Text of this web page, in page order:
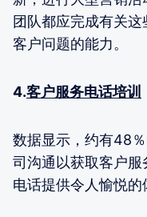
团队都应完成有关
客户问题的能力。
4.客户服务电话培训
数据显示，约有48
司沟通以获取客户
电话提供令人愉悦的